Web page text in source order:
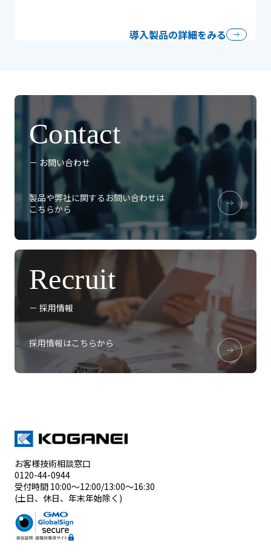
導入製品の詳細をみる
Contact
－ お問い合わせ
製品や弊社に関するお問い合わせは
こちらから
Recruit
－ 採用情報
採用情報はこちらから
お客様技術相談窓口
0120-44-0944
受付時間 10:00～12:00/13:00～16:30
(土日、休日、年末年始除く)